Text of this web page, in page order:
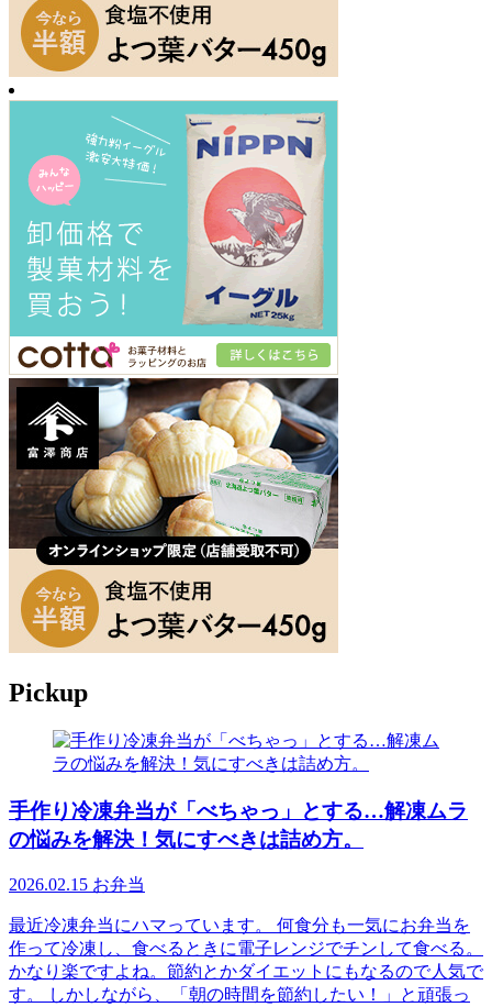
Pickup
手作り冷凍弁当が「べちゃっ」とする…解凍ムラ
の悩みを解決！気にすべきは詰め方。
2026.02.15 お弁当
最近冷凍弁当にハマっています。 何食分も一気にお弁当を
作って冷凍し、食べるときに電子レンジでチンして食べる。
かなり楽ですよね。節約とかダイエットにもなるので人気で
す。 しかしながら、「朝の時間を節約したい！」と頑張っ